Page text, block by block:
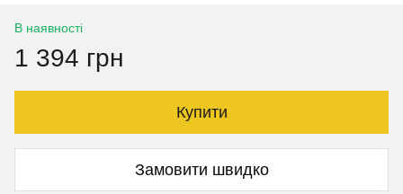
В наявності
1 394 грн
Купити
Замовити швидко